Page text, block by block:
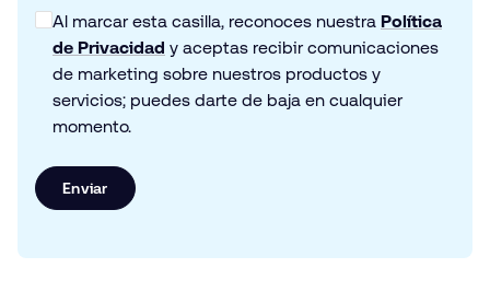
Al marcar esta casilla, reconoces nuestra Política
de Privacidad y aceptas recibir comunicaciones
de marketing sobre nuestros productos y
servicios; puedes darte de baja en cualquier
momento.
Enviar